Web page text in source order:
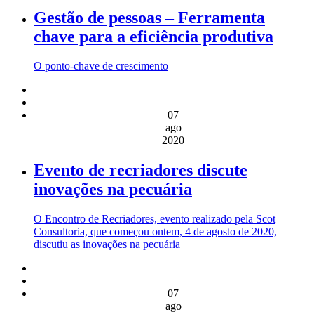
Gestão de pessoas – Ferramenta
chave para a eficiência produtiva
O ponto-chave de crescimento
07
ago
2020
Evento de recriadores discute
inovações na pecuária
O Encontro de Recriadores, evento realizado pela Scot
Consultoria, que começou ontem, 4 de agosto de 2020,
discutiu as inovações na pecuária
07
ago